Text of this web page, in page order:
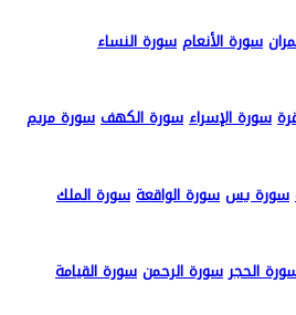
سورة الأنعام سورة النساء
سورة الإسراء سورة الكهف سورة مريم
سورة يس سورة الواقعة سورة الملك
الحجر سورة الرحمن سورة القيامة